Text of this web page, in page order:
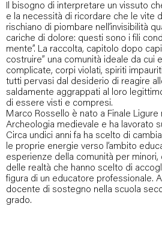
Il bisogno di interpretare un vissuto
e la necessità di ricordare che le vite
rischiano di piombare nell’invisibilità
cariche di dolore: questi sono i fili
mente”. La raccolta, capitolo dopo
costruire” una comunità ideale da cui
complicate, corpi violati, spiriti
tutti pervasi dal desiderio di reagire
saldamente aggrappati al loro
di essere visti e compresi.
Marco Rossello è nato a Finale Ligure
Archeologia medievale e ha lavorato
Circa undici anni fa ha scelto di
le proprie energie verso l’ambito
esperienze della comunità per minori,
delle realtà che hanno scelto di
figura di un educatore professionale.
docente di sostegno nella scuola
grado.